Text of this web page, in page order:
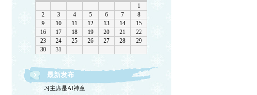
最新发布
· 习主席是AI神童